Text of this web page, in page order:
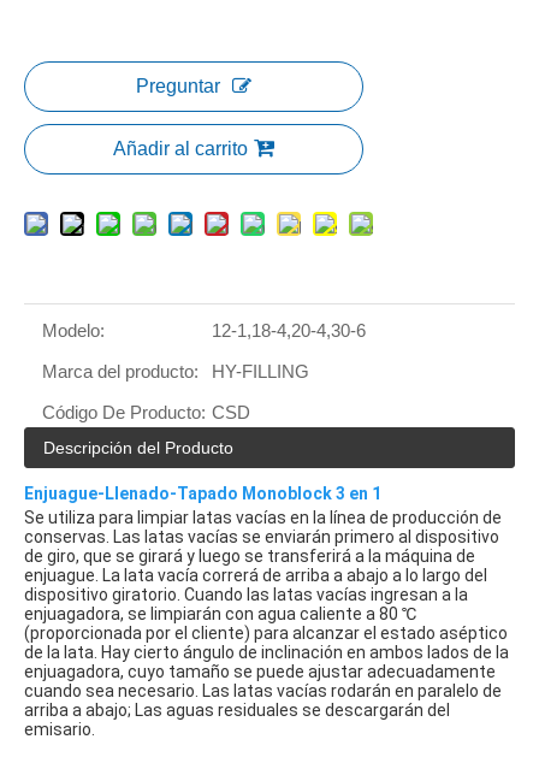
Preguntar
Añadir al carrito
Modelo:
12-1,18-4,20-4,30-6
Marca del producto:
HY-FILLING
Código De Producto: CSD
Descripción del Producto
Enjuague-Llenado-Tapado Monoblock 3 en 1
Se utiliza para limpiar latas vacías en la línea de producción de
conservas. Las latas vacías se enviarán primero al dispositivo
de giro, que se girará y luego se transferirá a la máquina de
enjuague. La lata vacía correrá de arriba a abajo a lo largo del
dispositivo giratorio. Cuando las latas vacías ingresan a la
enjuagadora, se limpiarán con agua caliente a 80 ℃
(proporcionada por el cliente) para alcanzar el estado aséptico
de la lata. Hay cierto ángulo de inclinación en ambos lados de la
enjuagadora, cuyo tamaño se puede ajustar adecuadamente
cuando sea necesario. Las latas vacías rodarán en paralelo de
arriba a abajo; Las aguas residuales se descargarán del
emisario.